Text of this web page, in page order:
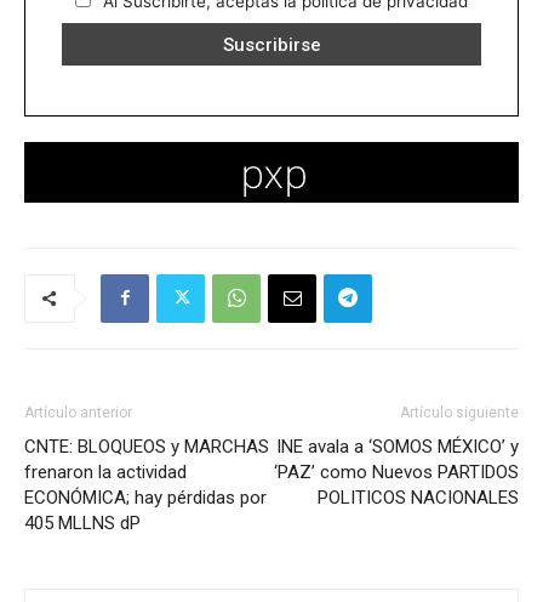
Artículo anterior
CNTE: BLOQUEOS y MARCHAS
frenaron la actividad
ECONÓMICA; hay pérdidas por
405 MLLNS dP
Artículo siguiente
INE avala a ‘SOMOS MÉXICO’ y
‘PAZ’ como Nuevos PARTIDOS
POLITICOS NACIONALES